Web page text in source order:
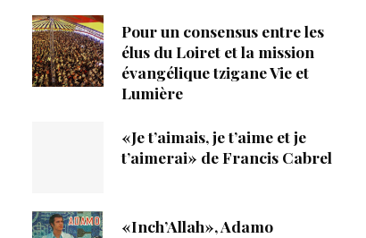
Pour un consensus entre les
élus du Loiret et la mission
évangélique tzigane Vie et
Lumière
«Je t’aimais, je t’aime et je
t’aimerai» de Francis Cabrel
«Inch’Allah», Adamo